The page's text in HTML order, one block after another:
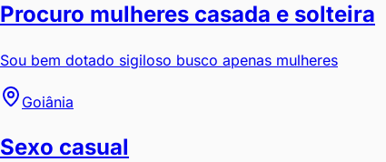
Procuro mulheres casada e solteira
Sou bem dotado sigiloso busco apenas mulheres
Goiânia
Sexo casual